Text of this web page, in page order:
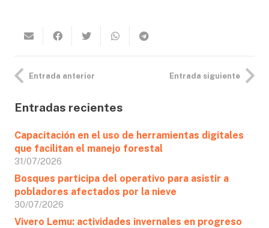
Entrada anterior Entrada siguiente
Entradas recientes
Capacitación en el uso de herramientas digitales
que facilitan el manejo forestal
31/07/2026
Bosques participa del operativo para asistir a
pobladores afectados por la nieve
30/07/2026
Vivero Lemu: actividades invernales en progreso